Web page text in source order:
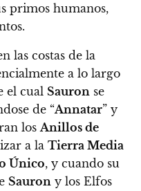
primos humanos,
las costas de la
a lo largo
el cual Sauron se
de “Annatar” y
los Anillos de
a la Tierra Media
Único, y cuando su
Sauron y los Elfos